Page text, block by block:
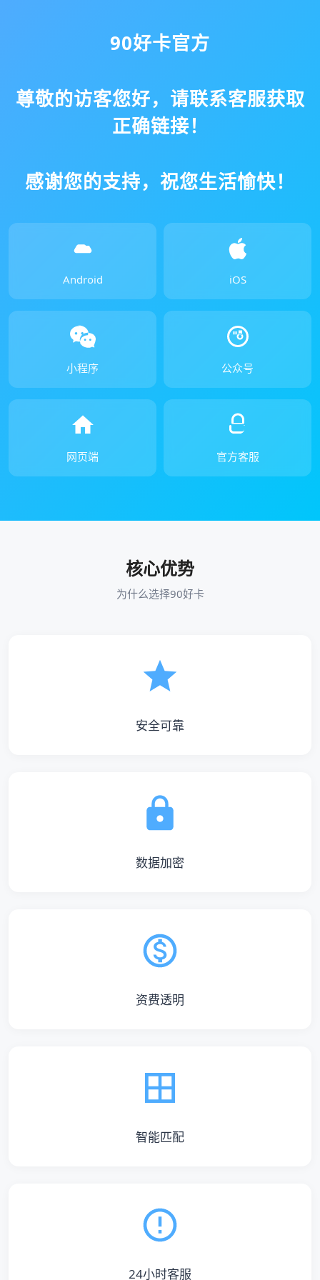
90好卡官方
尊敬的访客您好，请联系客服获取
正确链接！
感谢您的支持，祝您生活愉快！
Android iOS
小程序 公众号
网页端 官方客服
核心优势
为什么选择90好卡
安全可靠
数据加密
资费透明
智能匹配
24小时客服